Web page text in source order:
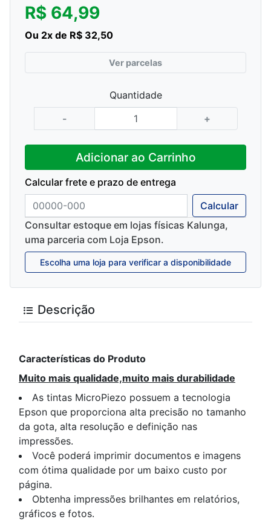
Link
abre
mesma
R$ 64,99
Ou 2x de R$ 32,50
Ver parcelas
Quantidade
-
+
Adicionar ao Carrinho
Calcular frete e prazo de entrega
Calcular
Consultar estoque em lojas físicas Kalunga,
uma parceria com Loja Epson.
Escolha uma loja para verificar a disponibilidade
Descrição
Características do Produto
Muito mais qualidade,muito mais durabilidade
As tintas MicroPiezo possuem a tecnologia
Epson que proporciona alta precisão no tamanho
da gota, alta resolução e definição nas
impressões.
Você poderá imprimir documentos e imagens
com ótima qualidade por um baixo custo por
página.
Obtenha impressões brilhantes em relatórios,
gráficos e fotos.